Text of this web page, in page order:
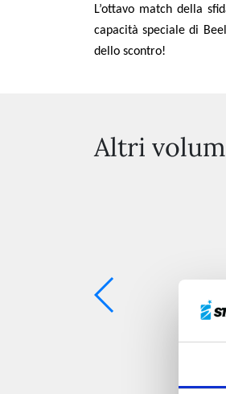
L’ottavo match della
capacità speciale di
dello scontro!
Altri